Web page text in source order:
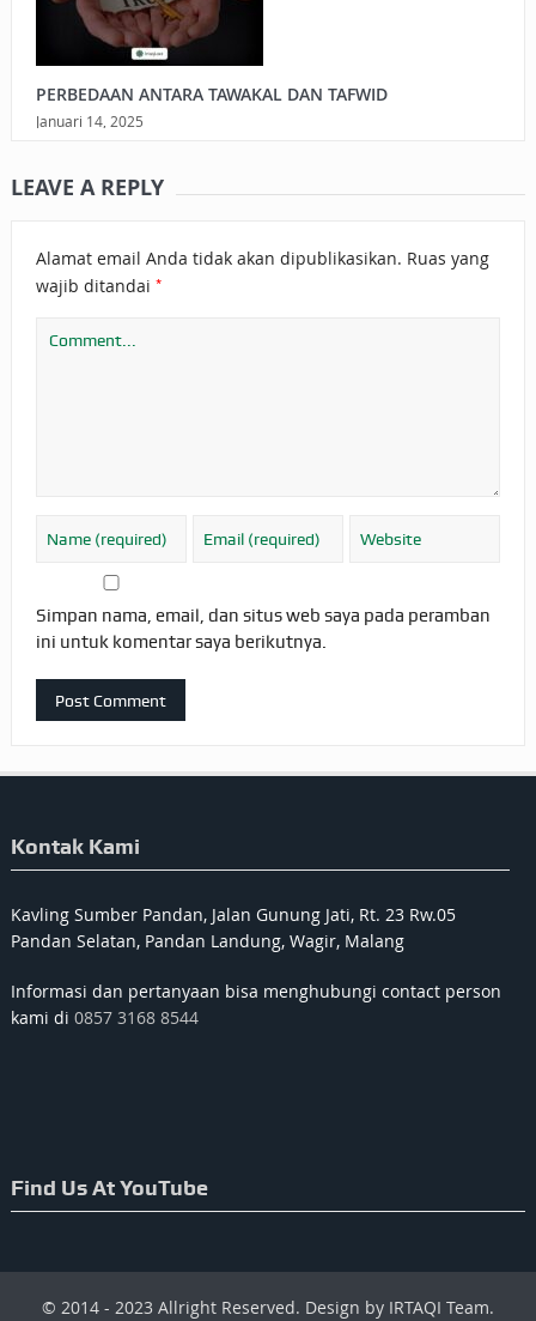
PERBEDAAN ANTARA TAWAKAL DAN TAFWID
Januari 14, 2025
LEAVE A REPLY
Alamat email Anda tidak akan dipublikasikan. Ruas yang
wajib ditandai *
Simpan nama, email, dan situs web saya pada peramban
ini untuk komentar saya berikutnya.
Kontak Kami
Kavling Sumber Pandan, Jalan Gunung Jati, Rt. 23 Rw.05
Pandan Selatan, Pandan Landung, Wagir, Malang
Informasi dan pertanyaan bisa menghubungi contact person
kami di 0857 3168 8544
Find Us At YouTube
© 2014 - 2023 Allright Reserved. Design by IRTAQI Team.